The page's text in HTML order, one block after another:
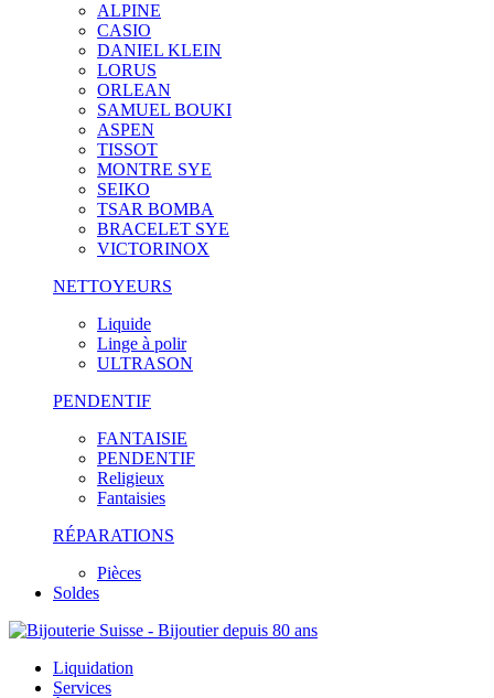
ALPINE
CASIO
DANIEL KLEIN
LORUS
ORLEAN
SAMUEL BOUKI
ASPEN
TISSOT
MONTRE SYE
SEIKO
TSAR BOMBA
BRACELET SYE
VICTORINOX
NETTOYEURS
Liquide
Linge à polir
ULTRASON
PENDENTIF
FANTAISIE
PENDENTIF
Religieux
Fantaisies
RÉPARATIONS
Pièces
Soldes
Liquidation
Services